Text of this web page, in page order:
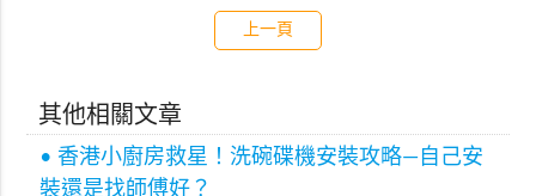
上一頁
其他相關文章
• 香港小廚房救星！洗碗碟機安裝攻略—自己安
裝還是找師傅好？